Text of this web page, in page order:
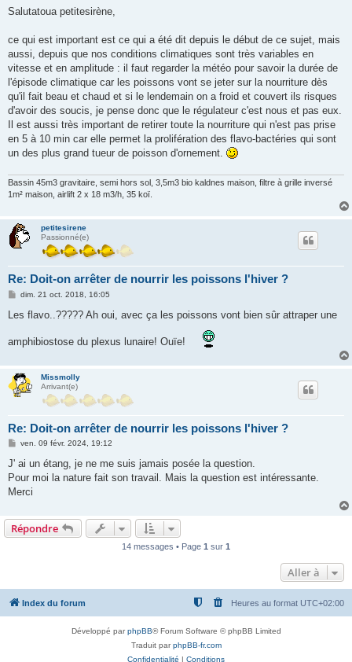
s
g
Salutatoua petitesirène,
ce qui est important est ce qui a été dit depuis le début de ce sujet, mais
aussi, depuis que nos conditions climatiques sont très variables en
vitesse et en amplitude : il faut regarder la météo pour savoir la durée de
l'épisode climatique car les poissons vont se jeter sur la nourriture dès
qu'il fait beau et chaud et si le lendemain on a froid et couvert ils risques
d'avoir des soucis, je pense donc que le régulateur c'est nous et pas eux.
Il est aussi très important de retirer toute la nourriture qui n'est pas prise
en 5 à 10 min car elle permet la prolifération des flavo-bactéries qui sont
un des plus grand tueur de poisson d'ornement.
Bassin 45m3 gravitaire, semi hors sol, 3,5m3 bio kaldnes maison, filtre à grille inversé
1m² maison, airlift 2 x 18 m3/h, 35 koï.
petitesirene
Passionné(e)
Re: Doit-on arrêter de nourrir les poissons l'hiver ?
M
s
g
dim. 21 oct. 2018, 16:05
Les flavo..????? Ah oui, avec ça les poissons vont bien sûr attraper une
amphibiostose du plexus lunaire! Ouïe!
Missmolly
Arrivant(e)
Re: Doit-on arrêter de nourrir les poissons l'hiver ?
M
s
a
g
ven. 09 févr. 2024, 19:12
J' ai un étang, je ne me suis jamais posée la question.
Pour moi la nature fait son travail. Mais la question est intéressante.
Merci
Répondre
14 messages • Page 1 sur 1
Aller à
Index du forum Heures au format UTC+02:00
Développé parphpBB® Forum Software © phpBB Limited
Traduit parphpBB-fr.com
Confidentialité | Conditions